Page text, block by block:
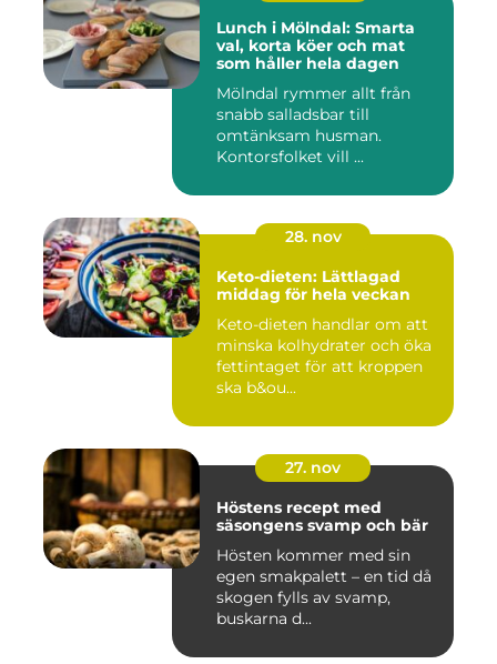
Lunch i Mölndal: Smarta
val, korta köer och mat
som håller hela dagen
Mölndal rymmer allt från
snabb salladsbar till
omtänksam husman.
Kontorsfolket vill ...
28. nov
Keto-dieten: Lättlagad
middag för hela veckan
Keto-dieten handlar om att
minska kolhydrater och öka
fettintaget för att kroppen
ska b&ou...
27. nov
Höstens recept med
säsongens svamp och bär
Hösten kommer med sin
egen smakpalett – en tid då
skogen fylls av svamp,
buskarna d...